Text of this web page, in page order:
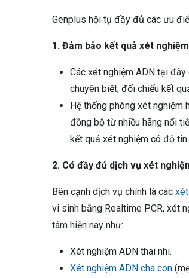
Genplus hội tụ đầy đủ các ưu
1. Đảm bảo kết quả xét
Các xét nghiệm ADN tại
chuyên biệt, đối chiếu kết
Hệ thống phòng xét nghiệm
đồng bộ từ nhiều hãng nổi
kết quả xét nghiệm có độ
2. Có đầy đủ dịch vụ xét
Bên cạnh dịch vụ chính là các
vi sinh bằng Realtime PCR, xét
tâm hiện nay như:
Xét nghiệm ADN thai nhi.
Xét nghiệm ADN cha con